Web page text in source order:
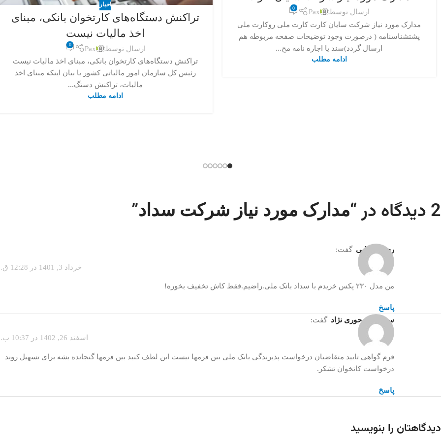
ارسال توسط Pax
0
مدارک مورد نیاز شرکت سایان کارت کارت ملی روکارت ملی
پشتشناسنامه ( درصورت وجود توضیحات صفحه مربوطه هم
ارسال گردد)سند یا اجاره نامه مح...
ادامه مطلب
اخبار
تراکنش دستگاه‌های کارتخوان بانکی، مبنای
اخذ مالیات نیست
ارسال توسط Pax
0
تراکنش دستگاه‌های کارتخوان بانکی، مبنای اخذ مالیات نیست
رئیس کل سازمان امور مالیاتی کشور با بیان اینکه مبنای اخذ
مالیات، تراکنش دستگ...
ادامه مطلب
2 دیدگاه در “ مدارک مورد نیاز شرکت سداد”
رحمان ترابی گفت:
خرداد 3, 1401 در 12:28 ق.ظ
من مدل ۲۳۰ پکس خریدم با سداد بانک ملی.راضیم.فقط کاش تخفیف بخوره!
پاسخ
سیدهاشم حوری نژاد گفت:
اسفند 26, 1402 در 10:37 ب.ظ
فرم گواهی تایید متقاضیان درخواست پذیرندگی بانک ملی بین فرمها نیست این لطف کنید بین فرمها گنجانده بشه برای تسهیل روند
درخواست کاتخوان تشکر.
پاسخ
دیدگاهتان را بنویسید